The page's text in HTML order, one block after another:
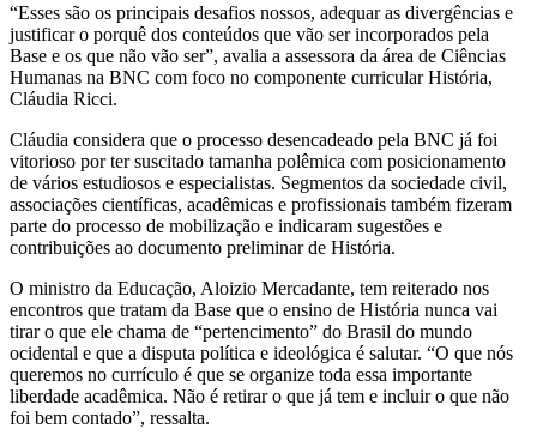
“Esses são os principais desafios nossos, adequar as divergências e
justificar o porquê dos conteúdos que vão ser incorporados pela
Base e os que não vão ser”, avalia a assessora da área de Ciências
Humanas na BNC com foco no componente curricular História,
Cláudia Ricci.
Cláudia considera que o processo desencadeado pela BNC já foi
vitorioso por ter suscitado tamanha polêmica com posicionamento
de vários estudiosos e especialistas. Segmentos da sociedade civil,
associações científicas, acadêmicas e profissionais também fizeram
parte do processo de mobilização e indicaram sugestões e
contribuições ao documento preliminar de História.
O ministro da Educação, Aloizio Mercadante, tem reiterado nos
encontros que tratam da Base que o ensino de História nunca vai
tirar o que ele chama de “pertencimento” do Brasil do mundo
ocidental e que a disputa política e ideológica é salutar. “O que nós
queremos no currículo é que se organize toda essa importante
liberdade acadêmica. Não é retirar o que já tem e incluir o que não
foi bem contado”, ressalta.